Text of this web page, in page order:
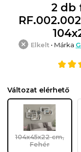
2 db
Elkelt • Márka
Változat elérhető
104x45x22 cm,
Fehér